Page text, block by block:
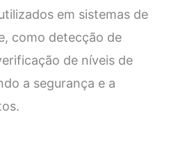
em sistemas de
como detecção de
de níveis de
a segurança e a